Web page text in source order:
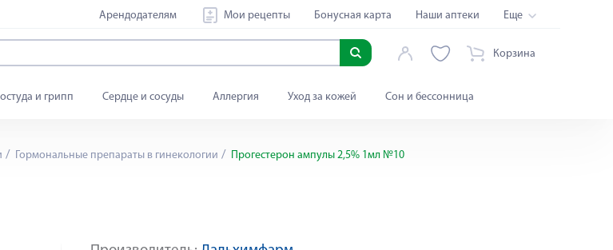
Арендодателям Мои рецепты Бонусная карта Наши аптеки Еще
Корзина
и грипп Сердце и сосуды Аллергия Уход за кожей Сон и бессонница
Гормональные препараты в гинекологии Прогестерон ампулы 2,5% 1мл №10